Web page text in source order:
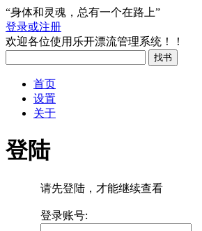
“身体和灵魂，总有一个在路上”
登录或注册
欢迎各位使用乐开漂流管理系统！！
首页
设置
关于
登陆
请先登陆，才能继续查看
登录账号: